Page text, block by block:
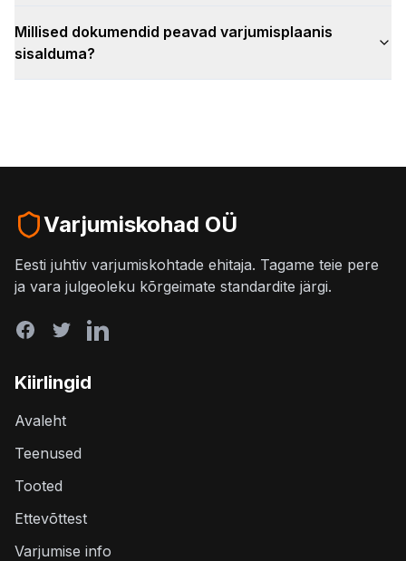
Millised dokumendid peavad varjumisplaanis
sisalduma?
Varjumiskohad OÜ
Eesti juhtiv varjumiskohtade ehitaja. Tagame teie pere
ja vara julgeoleku kõrgeimate standardite järgi.
Kiirlingid
Avaleht
Teenused
Tooted
Ettevõttest
Varjumise info